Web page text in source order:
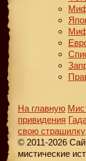
На главную
привидения
свою страшилку
© 2011-2026
мистические